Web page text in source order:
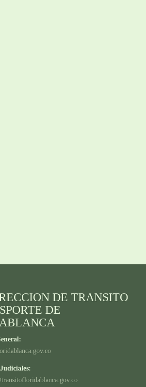
DE TRANSITO
DE